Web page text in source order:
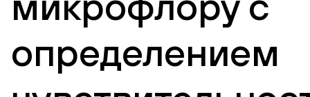
определением